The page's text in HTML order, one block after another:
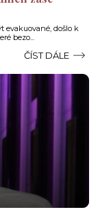
evakuované, došlo k
bezo...
ČÍST DÁLE